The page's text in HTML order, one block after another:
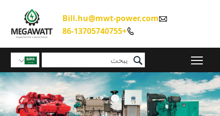

Bill.hu@mwt-power.com

+86-13705740755
 
تبديل رؤية القائمة الرئيسية